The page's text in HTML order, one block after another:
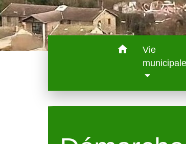
home
Vie
municipale